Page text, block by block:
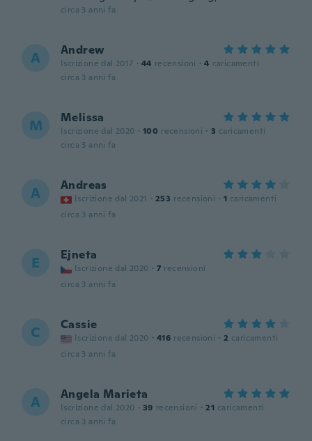
circa 3 anni fa
A Andrew
Iscrizione dal 2017 · 44 recensioni · 4 caricamenti
circa 3 anni fa
M Melissa
Iscrizione dal 2020 · 100 recensioni · 3 caricamenti
circa 3 anni fa
A Andreas
Iscrizione dal 2021 · 253 recensioni · 1 caricamenti
circa 3 anni fa
E Ejneta
Iscrizione dal 2020 · 7 recensioni
circa 3 anni fa
C Cassie
Iscrizione dal 2020 · 416 recensioni · 2 caricamenti
circa 3 anni fa
A Angela Marieta
Iscrizione dal 2020 · 39 recensioni · 21 caricamenti
circa 3 anni fa